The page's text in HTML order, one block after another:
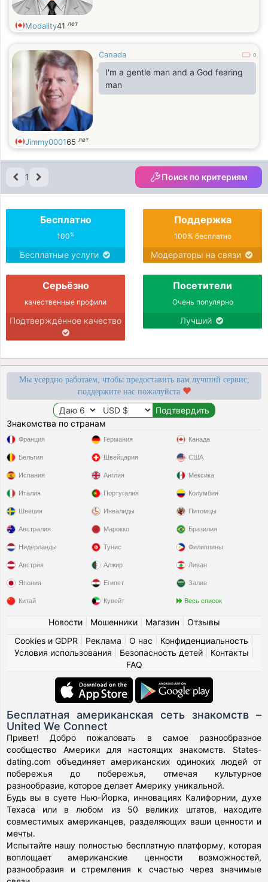
Modality41 лет
Canada 0
I'm a gentle man and a God fearing
man
Jimmy000165 лет
1 Поиск по критериям
Бесплатно
100%
Бесплатные услуги
Поддержка
100% бесплатно
Модераторы на связи
Серьёзно
качественные профили
Подтверждённое качество
Посетители
Очень популярно
Лучший
Мы усердно работаем, чтобы предоставить вам лучший сервис,
поддержите нас пожалуйста
Знакомства по странам
Франция
Бельгия
Испания
Италия
Швеция
Германия
Швейцария
Англия
Португалия
Инвалиды
Канада
США
Мексика
Колумбия
Питомцы
Австралия
Нидерланды
Австрия
Япония
Китай
Марокко
Тунис
Алжир
Египет
Кувейт
Бразилия
Филиппины
Ливан
Залив
Весь список
Новости| Мошенники| Магазин
Отзывы
Cookies и GDPR
Реклама О нас Конфиденциальность
Условия использования
Безопасность детей| Контакты
FAQ
Бесплатная американская сеть знакомств –
United We Connect
Привет! Добро пожаловать в самое разнообразное
сообщество Америки для настоящих знакомств. States-
dating.com объединяет американских одиноких людей от
побережья до побережья, отмечая культурное
разнообразие, которое делает Америку уникальной.
Будь вы в суете Нью-Йорка, инновациях Калифорнии, духе
Техаса или в любом из 50 великих штатов, находите
совместимых американцев, разделяющих ваши ценности и
мечты.
Испытайте нашу полностью бесплатную платформу, которая
воплощает американские ценности возможностей,
разнообразия и стремления к счастью через значимые